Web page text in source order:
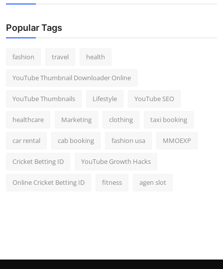
Popular Tags
fashion travel health
YouTube Thumbnail Downloader Online
YouTube Thumbnails Lifestyle YouTube SEO
healthcare Marketing clothing taxi booking
car rental cab booking fashion usa MMOEXP
Cricket Betting ID YouTube Growth Hacks
Online Cricket Betting ID fitness agen slot